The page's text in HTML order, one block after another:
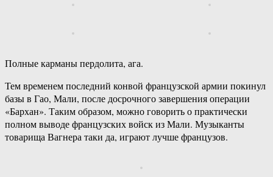
Полные карманы пердолита, ага.
Тем временем последний конвой французской армии покинул
базы в Гао, Мали, после досрочного завершения операции
«Бархан». Таким образом, можно говорить о практически
полном выводе французских войск из Мали. Музыканты
товарища Вагнера таки да, играют лучше французов.